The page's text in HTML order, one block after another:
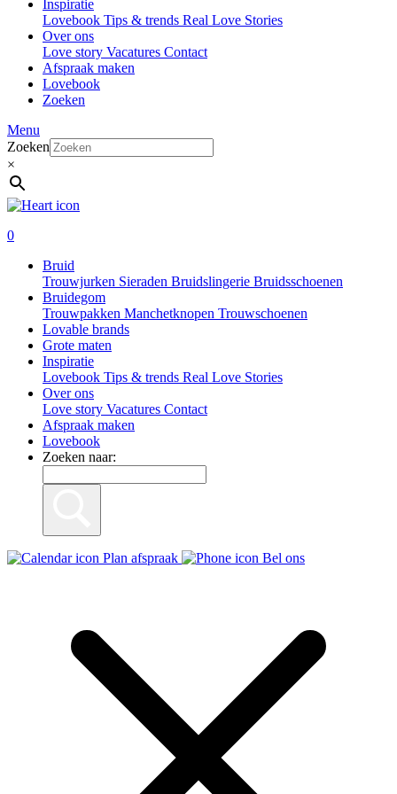
Inspiratie
Lovebook Tips & trends Real Love Stories
Over ons
Love story Vacatures Contact
Afspraak maken
Lovebook
Zoeken
Menu
Zoeken
×
0
Bruid
Trouwjurken Sieraden Bruidslingerie Bruidsschoenen
Bruidegom
Trouwpakken Manchetknopen Trouwschoenen
Lovable brands
Grote maten
Inspiratie
Lovebook Tips & trends Real Love Stories
Over ons
Love story Vacatures Contact
Afspraak maken
Lovebook
Zoeken naar:
Plan afspraak Bel ons